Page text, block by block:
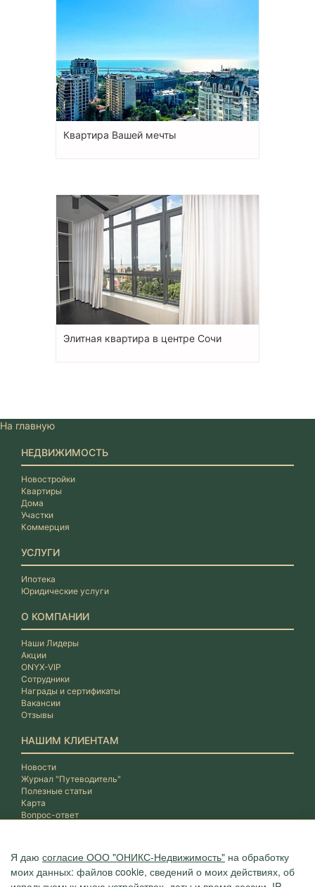
Квартира Вашей мечты
Элитная квартира в центре Сочи
Я даю согласие ООО "ОНИКС-Недвижимость" на обработку
моих данных: файлов cookie, сведений о моих действиях, об
На главную
НЕДВИЖИМОСТЬ
Новостройки
Квартиры
Дома
Участки
Коммерция
УСЛУГИ
Ипотека
Юридические услуги
О КОМПАНИИ
Наши Лидеры
Акции
ONYX-VIP
Сотрудники
Награды и сертификаты
Вакансии
Отзывы
НАШИМ КЛИЕНТАМ
Новости
Журнал "Путеводитель"
Полезные статьи
Карта
Вопрос-ответ